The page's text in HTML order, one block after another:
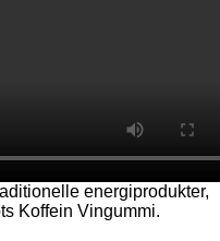
energiprodukter,
Koffein Vingummi.